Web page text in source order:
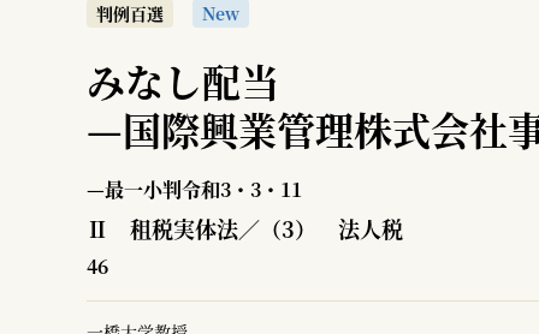
判例百選 New
みなし配当
—国際興業管理株式会社
—最一小判令和3・3・11
Ⅱ 租税実体法／（3） 法人税
46